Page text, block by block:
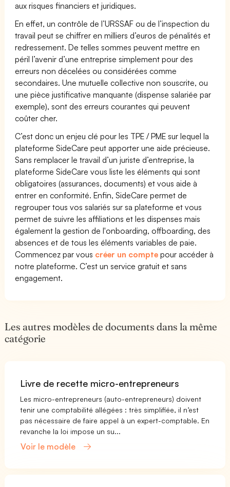
aux risques financiers et juridiques.
En effet, un contrôle de l’URSSAF ou de l’inspection du
travail peut se chiffrer en milliers d’euros de pénalités et
redressement. De telles sommes peuvent mettre en
péril l’avenir d’une entreprise simplement pour des
erreurs non décelées ou considérées comme
secondaires. Une mutuelle collective non souscrite, ou
une pièce justificative manquante (dispense salariée par
exemple), sont des erreurs courantes qui peuvent
coûter cher.
C’est donc un enjeu clé pour les TPE / PME sur lequel la
plateforme SideCare peut apporter une aide précieuse.
Sans remplacer le travail d’un juriste d’entreprise, la
plateforme SideCare vous liste les éléments qui sont
obligatoires (assurances, documents) et vous aide à
entrer en conformité. Enfin, SideCare permet de
regrouper tous vos salariés sur sa plateforme et vous
permet de suivre les affiliations et les dispenses mais
également la gestion de l'onboarding, offboarding, des
absences et de tous les éléments variables de paie.
Commencez par vous créer un compte pour accéder à
notre plateforme. C’est un service gratuit et sans
engagement.
Les autres modèles de documents dans la même
catégorie
Livre de recette micro-entrepreneurs
Les micro-entrepreneurs (auto-entrepreneurs) doivent
tenir une comptabilité allégées : très simplifiée, il n’est
pas nécessaire de faire appel à un expert-comptable. En
revanche la loi impose un su...
Voir le modèle